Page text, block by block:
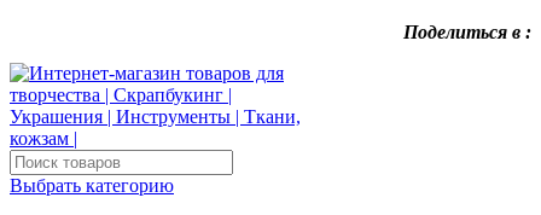
Поделиться в :
Выбрать категорию